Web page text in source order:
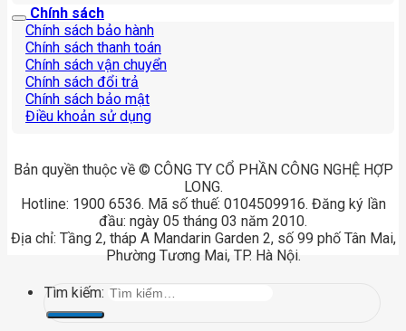
Chính sách
Chính sách bảo hành
Chính sách thanh toán
Chính sách vận chuyển
Chính sách đổi trả
Chính sách bảo mật
Điều khoản sử dụng
Bản quyền thuộc về © CÔNG TY CỔ PHẦN CÔNG NGHỆ HỢP
LONG.
Hotline: 1900 6536. Mã số thuế: 0104509916. Đăng ký lần
đầu: ngày 05 tháng 03 năm 2010.
Địa chỉ: Tầng 2, tháp A Mandarin Garden 2, số 99 phố Tân Mai,
Phường Tương Mai, TP. Hà Nội.
Tìm kiếm: